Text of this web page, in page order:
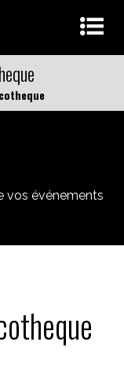
vos événements